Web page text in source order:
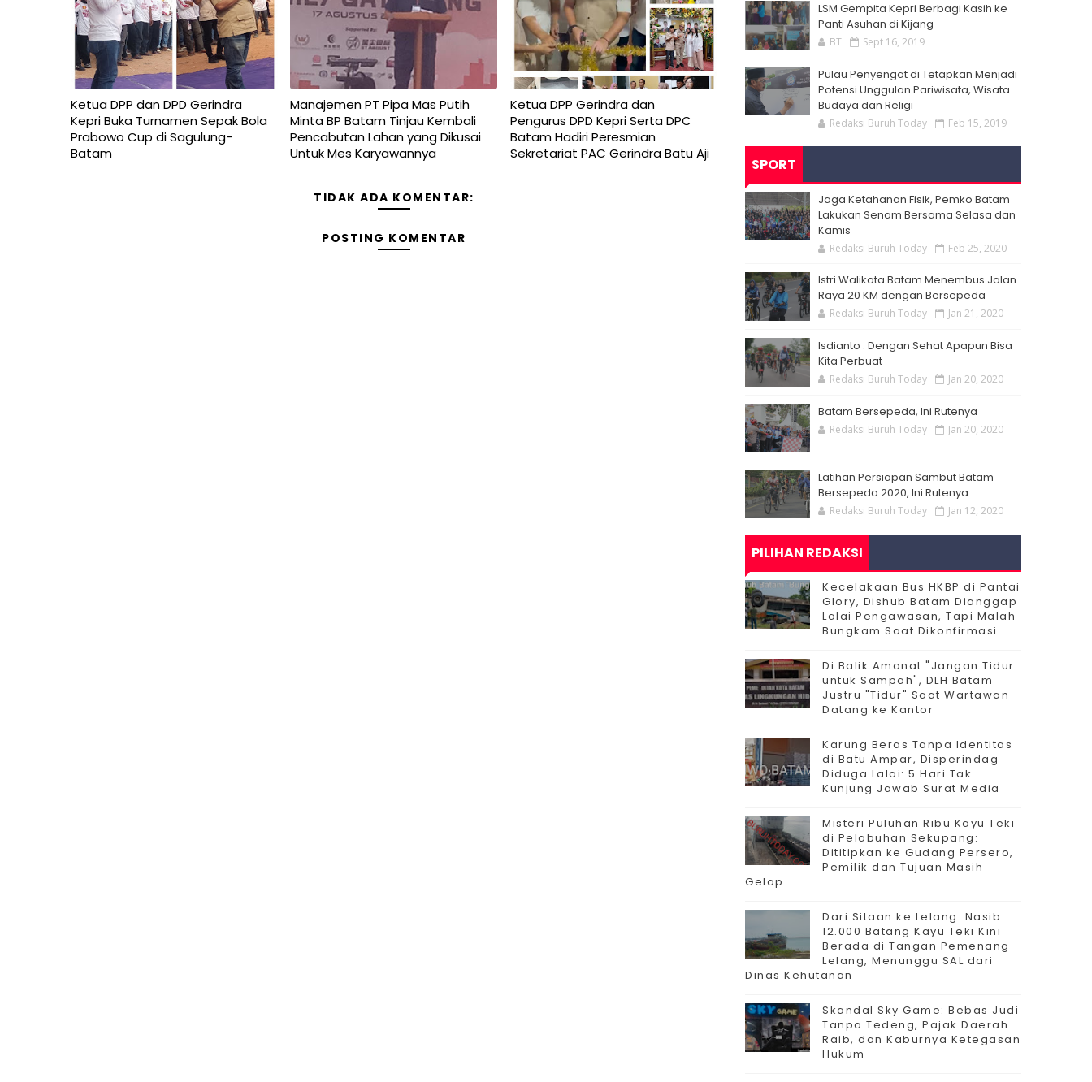
Ketua DPP dan DPD Gerindra
Kepri Buka Turnamen Sepak Bola
Prabowo Cup di Sagulung-
Batam
Manajemen PT Pipa Mas Putih
Minta BP Batam Tinjau Kembali
Pencabutan Lahan yang Dikusai
Untuk Mes Karyawannya
Ketua DPP Gerindra dan
Pengurus DPD Kepri Serta DPC
Batam Hadiri Peresmian
Sekretariat PAC Gerindra Batu Aji
TIDAK ADA KOMENTAR:
POSTING KOMENTAR
LSM Gempita Kepri Berbagi Kasih ke
Panti Asuhan di Kijang
BT Sept 16, 2019
Pulau Penyengat di Tetapkan Menjadi
Potensi Unggulan Pariwisata, Wisata
Budaya dan Religi
Redaksi Buruh Today Feb 15, 2019
SPORT
Jaga Ketahanan Fisik, Pemko Batam
Lakukan Senam Bersama Selasa dan
Kamis
Redaksi Buruh Today Feb 25, 2020
Istri Walikota Batam Menembus Jalan
Raya 20 KM dengan Bersepeda
Redaksi Buruh Today Jan 21, 2020
Isdianto : Dengan Sehat Apapun Bisa
Kita Perbuat
Redaksi Buruh Today Jan 20, 2020
Batam Bersepeda, Ini Rutenya
Redaksi Buruh Today Jan 20, 2020
Latihan Persiapan Sambut Batam
Bersepeda 2020, Ini Rutenya
Redaksi Buruh Today Jan 12, 2020
PILIHAN REDAKSI
Kecelakaan Bus HKBP di Pantai
Glory, Dishub Batam Dianggap
Lalai Pengawasan, Tapi Malah
Bungkam Saat Dikonfirmasi
Di Balik Amanat "Jangan Tidur
untuk Sampah", DLH Batam
Justru "Tidur" Saat Wartawan
Datang ke Kantor
Karung Beras Tanpa Identitas
di Batu Ampar, Disperindag
Diduga Lalai: 5 Hari Tak
Kunjung Jawab Surat Media
Misteri Puluhan Ribu Kayu Teki
di Pelabuhan Sekupang:
Dititipkan ke Gudang Persero,
Pemilik dan Tujuan Masih
Gelap
Dari Sitaan ke Lelang: Nasib
12.000 Batang Kayu Teki Kini
Berada di Tangan Pemenang
Lelang, Menunggu SAL dari
Dinas Kehutanan
Skandal Sky Game: Bebas Judi
Tanpa Tedeng, Pajak Daerah
Raib, dan Kaburnya Ketegasan
Hukum